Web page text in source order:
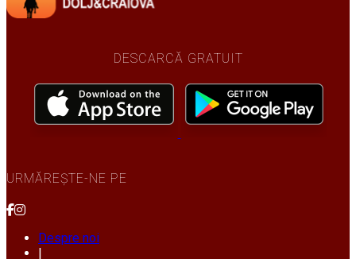
DESCARCĂ GRATUIT
URMĂREȘTE-NE PE
Despre noi
|